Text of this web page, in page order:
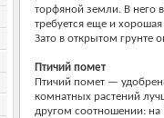
торфяной земли. В него
требуется еще и хорошая
Зато в открытом грунте
Птичий помет
Птичий помет —
комнатных растений
другом соотношении: на